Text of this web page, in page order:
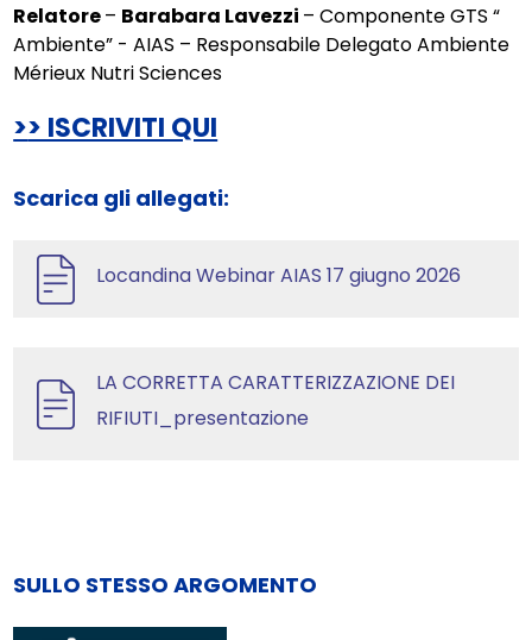
Relatore– Barabara Lavezzi – Componente GTS “
Ambiente” - AIAS – Responsabile Delegato Ambiente
Mérieux Nutri Sciences
>> ISCRIVITI QUI
Scarica gli allegati:
Locandina Webinar AIAS 17 giugno 2026
LA CORRETTA CARATTERIZZAZIONE DEI
RIFIUTI_presentazione
SULLO STESSO ARGOMENTO